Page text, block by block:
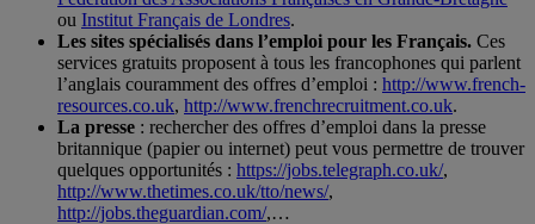
ou Institut Français de Londres.
Les sites spécialisés dans l’emploi pour les Français. Ces
services gratuits proposent à tous les francophones qui parlent
l’anglais couramment des offres d’emploi : http://www.french-
resources.co.uk, http://www.frenchrecruitment.co.uk.
La presse : rechercher des offres d’emploi dans la presse
britannique (papier ou internet) peut vous permettre de trouver
quelques opportunités : https://jobs.telegraph.co.uk/,
http://www.thetimes.co.uk/tto/news/,
http://jobs.theguardian.com/,…